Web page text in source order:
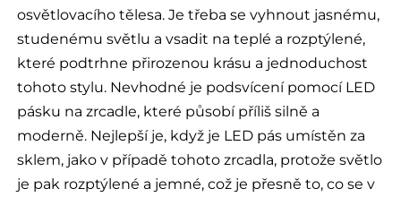
osvětlovacího tělesa. Je třeba se vyhnout jasnému,
studenému světlu a vsadit na teplé a rozptýlené,
které podtrhne přirozenou krásu a jednoduchost
tohoto stylu. Nevhodné je podsvícení pomocí LED
pásku na zrcadle, které působí příliš silně a
moderně. Nejlepší je, když je LED pás umístěn za
sklem, jako v případě tohoto zrcadla, protože světlo
je pak rozptýlené a jemné, což je přesně to, co se v